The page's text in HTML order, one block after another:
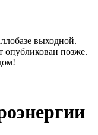
выходной.
опубликован позже.